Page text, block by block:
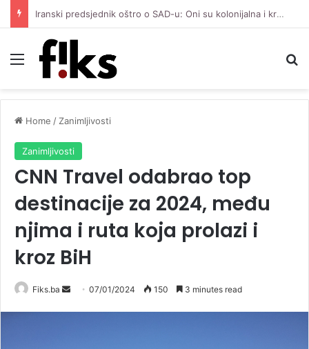
Iranski predsjednik oštro o SAD-u: Oni su kolonijalna i kriminalna država, natjerali smo ih na diplomatiju
Menu
Home / Zanimljivosti
Zanimljivosti
CNN Travel odabrao top
destinacije za 2024, među
njima i ruta koja prolazi i
kroz BiH
Fiks.ba
Send07/01/2024 150 3 minutes read